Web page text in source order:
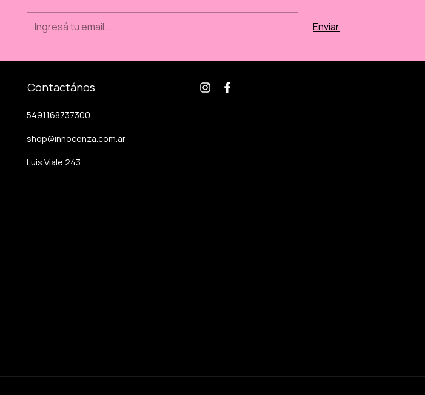
Contactános
5491168737300
shop@innocenza.com.ar
Luis Viale 243